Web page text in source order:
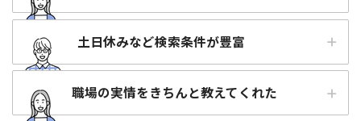
土日休みなど検索条件が豊富
職場の実情をきちんと教えてくれた